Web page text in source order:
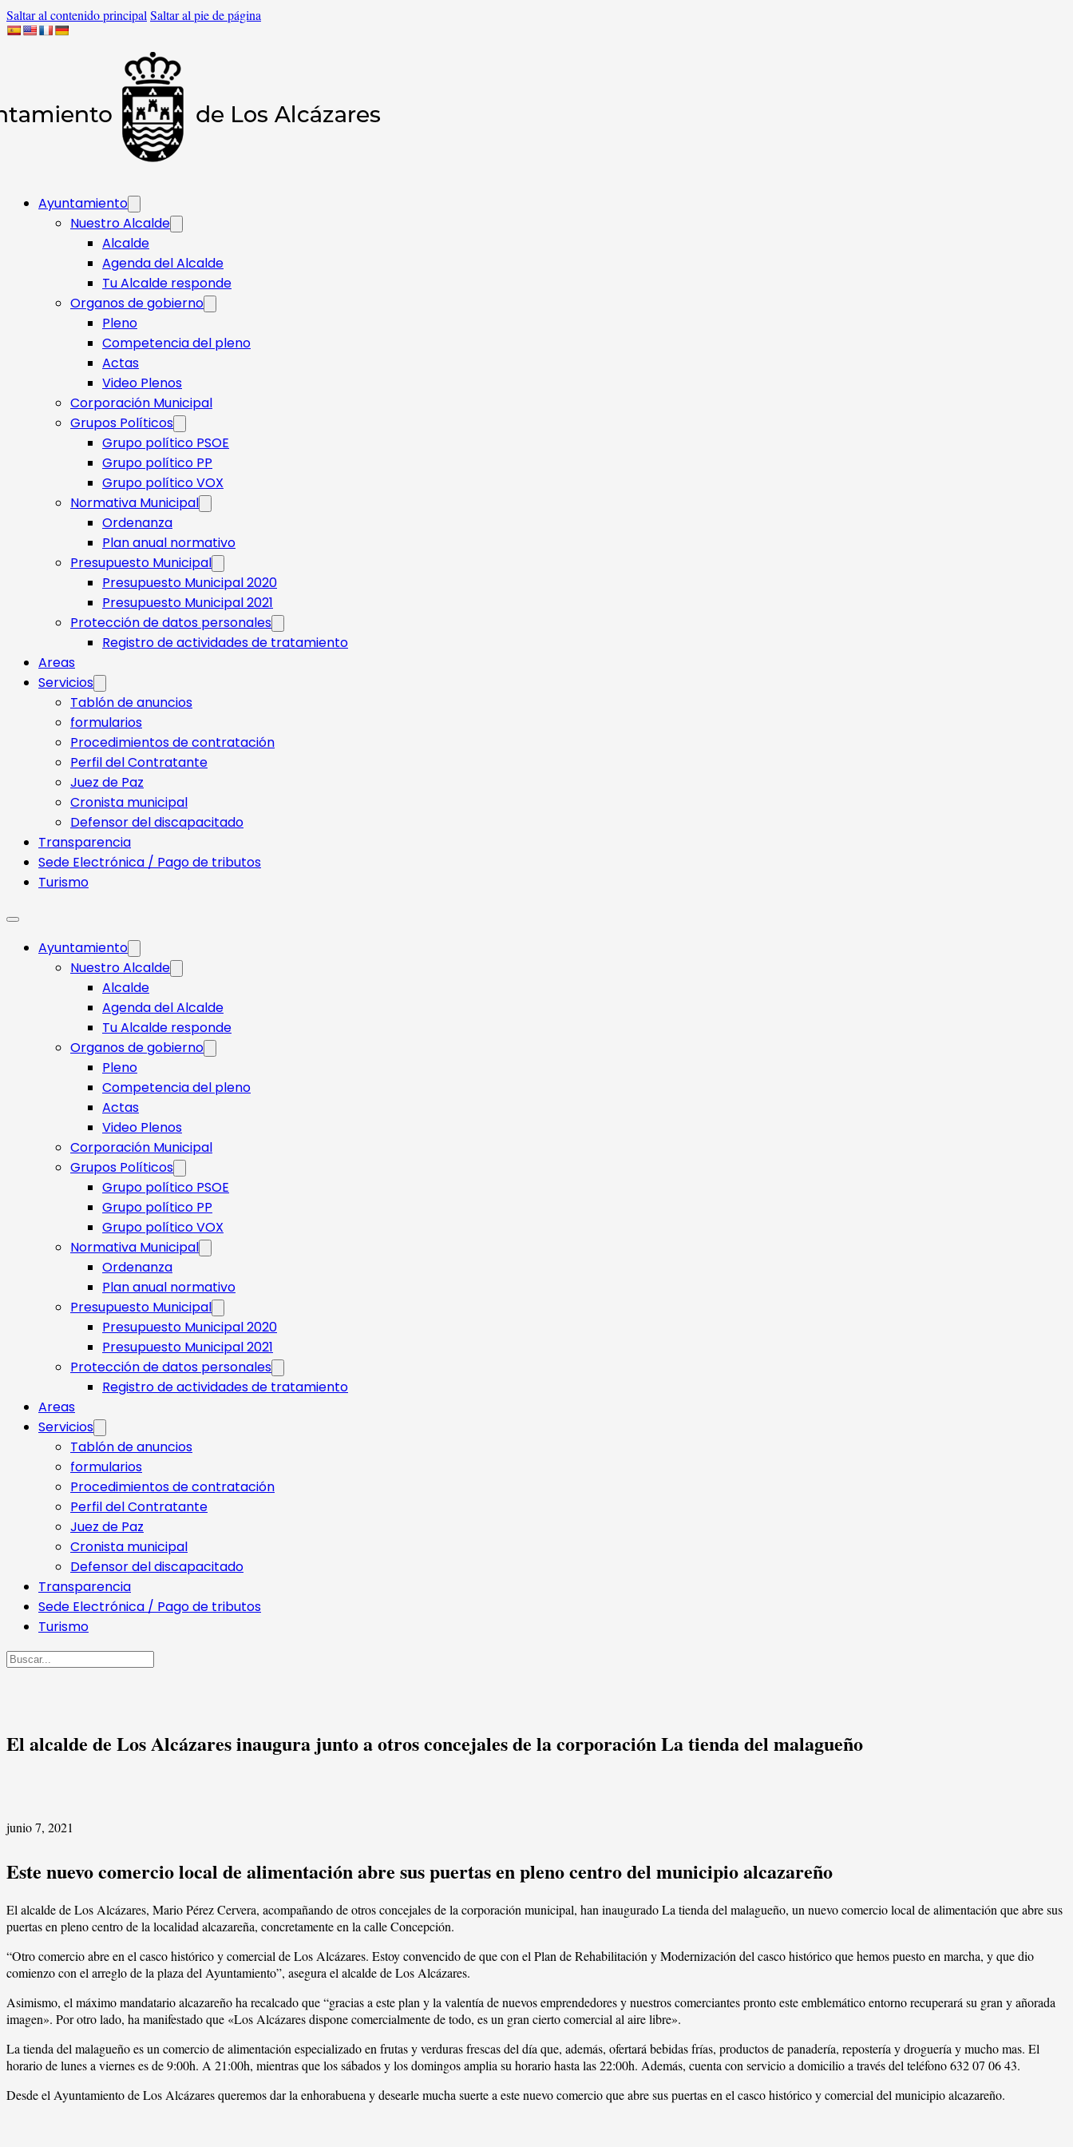
Saltar al contenido principal Saltar al pie de página
Ayuntamiento
Nuestro Alcalde
Alcalde
Agenda del Alcalde
Tu Alcalde responde​
Organos de gobierno
Pleno
Competencia del pleno
Actas
Video Plenos
Corporación Municipal
Grupos Políticos
Grupo político PSOE
Grupo político PP
Grupo político VOX
Normativa Municipal
Ordenanza
Plan anual normativo
Presupuesto Municipal
Presupuesto Municipal 2020
Presupuesto Municipal 2021
Protección de datos personales
Registro de actividades de tratamiento
Areas
Servicios
Tablón de anuncios
formularios
Procedimientos de contratación
Perfil del Contratante
Juez de Paz
Cronista municipal
Defensor del discapacitado
Transparencia
Sede Electrónica / Pago de tributos
Turismo
Ayuntamiento
Nuestro Alcalde
Alcalde
Agenda del Alcalde
Tu Alcalde responde​
Organos de gobierno
Pleno
Competencia del pleno
Actas
Video Plenos
Corporación Municipal
Grupos Políticos
Grupo político PSOE
Grupo político PP
Grupo político VOX
Normativa Municipal
Ordenanza
Plan anual normativo
Presupuesto Municipal
Presupuesto Municipal 2020
Presupuesto Municipal 2021
Protección de datos personales
Registro de actividades de tratamiento
Areas
Servicios
Tablón de anuncios
formularios
Procedimientos de contratación
Perfil del Contratante
Juez de Paz
Cronista municipal
Defensor del discapacitado
Transparencia
Sede Electrónica / Pago de tributos
Turismo
Buscar
El alcalde de Los Alcázares inaugura junto a otros concejales de la corporación La tienda del malagueño
junio 7, 2021
Este nuevo comercio local de alimentación abre sus puertas en pleno centro del municipio alcazareño
El alcalde de Los Alcázares, Mario Pérez Cervera, acompañando de otros concejales de la corporación municipal, han inaugurado La tienda del malagueño, un nuevo comercio local de alimentación que abre sus
puertas en pleno centro de la localidad alcazareña, concretamente en la calle Concepción.
“Otro comercio abre en el casco histórico y comercial de Los Alcázares. Estoy convencido de que con el Plan de Rehabilitación y Modernización del casco histórico que hemos puesto en marcha, y que dio
comienzo con el arreglo de la plaza del Ayuntamiento”, asegura el alcalde de Los Alcázares.
Asimismo, el máximo mandatario alcazareño ha recalcado que “gracias a este plan y la valentía de nuevos emprendedores y nuestros comerciantes pronto este emblemático entorno recuperará su gran y añorada
imagen». Por otro lado, ha manifestado que «Los Alcázares dispone comercialmente de todo, es un gran cierto comercial al aire libre».
La tienda del malagueño es un comercio de alimentación especializado en frutas y verduras frescas del día que, además, ofertará bebidas frías, productos de panadería, repostería y droguería y mucho mas. El
horario de lunes a viernes es de 9:00h. A 21:00h, mientras que los sábados y los domingos amplia su horario hasta las 22:00h. Además, cuenta con servicio a domicilio a través del teléfono 632 07 06 43.
Desde el Ayuntamiento de Los Alcázares queremos dar la enhorabuena y desearle mucha suerte a este nuevo comercio que abre sus puertas en el casco histórico y comercial del municipio alcazareño.